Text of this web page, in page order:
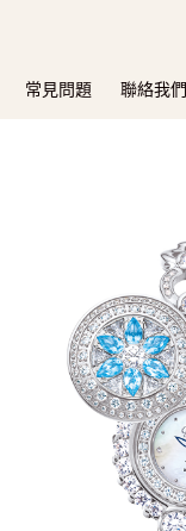
常見問題 聯絡我們